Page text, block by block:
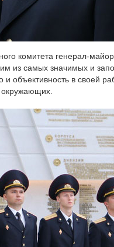
комитета генерал-
из самых значимых и
и объективность в своей
окружающих.